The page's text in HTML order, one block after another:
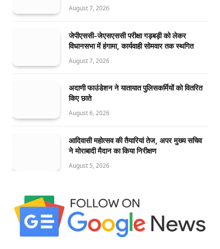
August 7, 2026
जेपीएससी-जेएसएससी परीक्षा गड़बड़ी को लेकर
विधानसभा में हंगामा, कार्यवाही सोमवार तक स्थगित
August 7, 2026
अदाणी फाउंडेशन ने यातायात पुलिसकर्मियों को वितरित
किए छाते
August 6, 2026
आदिवासी महोत्सव की तैयारियां तेज, अपर मुख्य सचिव
ने मोराबादी मैदान का किया निरीक्षण
August 5, 2026